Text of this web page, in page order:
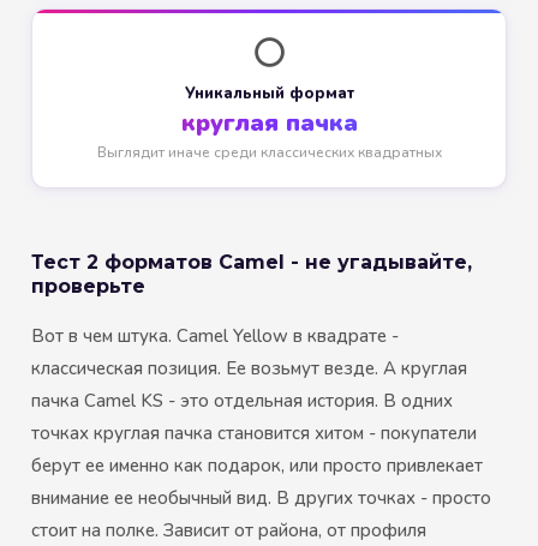
⭕
Уникальный формат
круглая пачка
Выглядит иначе среди классических квадратных
Тест 2 форматов Camel - не угадывайте,
проверьте
Вот в чем штука. Camel Yellow в квадрате -
классическая позиция. Ее возьмут везде. А круглая
пачка Camel KS - это отдельная история. В одних
точках круглая пачка становится хитом - покупатели
берут ее именно как подарок, или просто привлекает
внимание ее необычный вид. В других точках - просто
стоит на полке. Зависит от района, от профиля